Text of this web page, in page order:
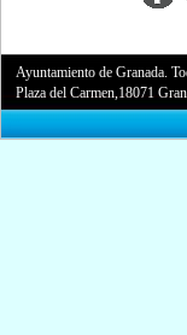
Ayuntamiento de Granada.
Plaza del Carmen,18071